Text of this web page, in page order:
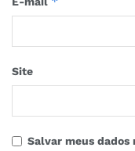
Site
Salvar meus dados